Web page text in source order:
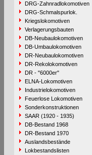
DRG-Zahnradlokomotiven
DRG-Schmalspurlok.
Kriegslokomotiven
Verlagerungsbauten
DB-Neubaulokomotiven
DB-Umbaulokomotiven
DR-Neubaulokomotiven
DR-Rekolokomotiven
DR - "6000er"
ELNA-Lokomotiven
Industrielokomotiven
Feuerlose Lokomotiven
Sonderkonstruktionen
SAAR (1920 - 1935)
DB-Bestand 1968
DR-Bestand 1970
Auslandsbestände
Lokbestandslisten